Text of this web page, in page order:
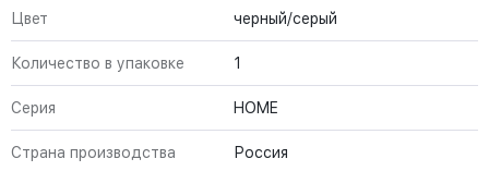
Цвет черный/серый
Количество в упаковке 1
Серия HOME
Страна производства Россия